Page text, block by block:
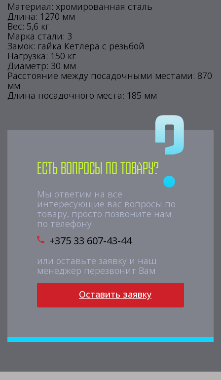
Материал: хромированная сталь
Длина: 1270 мм
Вес: 5,6 кг
Марка стали: 3
Замок: гайка Кетлера с резьбой
Нагрузка: 150 кг
Диаметр: 30 мм
Расстояние между посадочными местами: 870
мм
Длина посадочного места: 185 мм
Есть вопросы по товару?
Мы ответим на все
интересующие вас вопросы по
товару, просто позвоните нам
по телефону
+375 33 607-43-44
или оставьте заявку и наш
менеджер перезвонит Вам
Оставить заявку